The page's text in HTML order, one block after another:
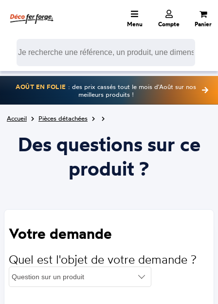
Menu Compte Panier
AOÛT EN FOLIE : des prix cassés tout le mois d'Août sur nos
meilleurs produits !
Accueil Pièces détachées
Des questions sur ce
produit ?
Votre demande
Quel est l'objet de votre demande ?